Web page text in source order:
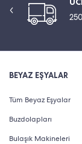
BEYAZ EŞYALAR
Tüm Beyaz Eşyalar
Buzdolapları
Bulaşık Makineleri